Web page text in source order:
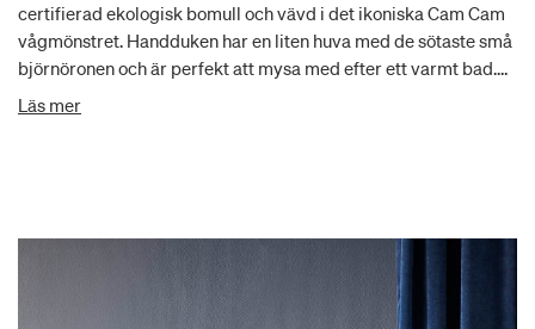
certifierad ekologisk bomull och vävd i det ikoniska Cam Cam
vågmönstret. Handduken har en liten huva med de sötaste små
björnöronen och är perfekt att mysa med efter ett varmt bad.
Det luftiga vågmönstret gör handduken snabbtorkande.
Läs mer